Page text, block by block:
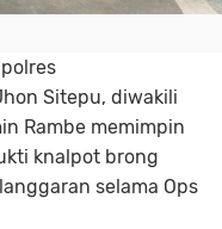
Sitepu, diwakili
Rambe memimpin
knalpot brong
selama Ops